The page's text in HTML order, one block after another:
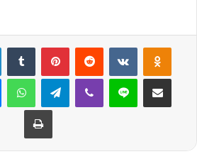
LinkedInTumblr PinterestReddit VKontakte
MessengerWhatsAppTelegramViber Line E-Posta ile
Yazdır